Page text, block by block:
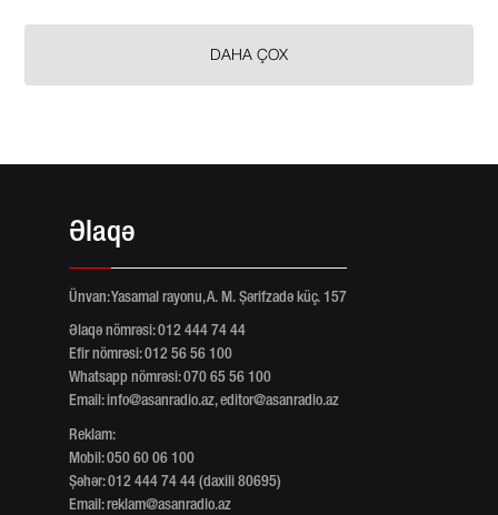
DAHA ÇOX
Əlaqə
Ünvan: Yasamal rayonu, A. M. Şərifzadə küç. 157
Əlaqə nömrəsi: 012 444 74 44
Efir nömrəsi: 012 56 56 100
Whatsapp nömrəsi: 070 65 56 100
Email:info@asanradio.az,editor@asanradio.az
Reklam:
Mobil: 050 60 06 100
Şəhər: 012 444 74 44 (daxili 80695)
Email:reklam@asanradio.az